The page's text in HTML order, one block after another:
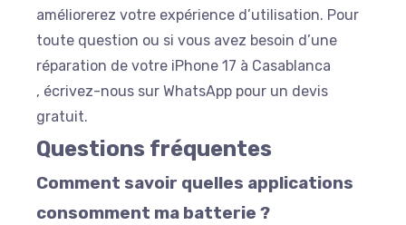
améliorerez votre expérience d’utilisation. Pour
toute question ou si vous avez besoin d’une
réparation de votre iPhone 17 à Casablanca
, écrivez-nous sur WhatsApp pour un devis
gratuit.
Questions fréquentes
Comment savoir quelles applications
consomment ma batterie ?